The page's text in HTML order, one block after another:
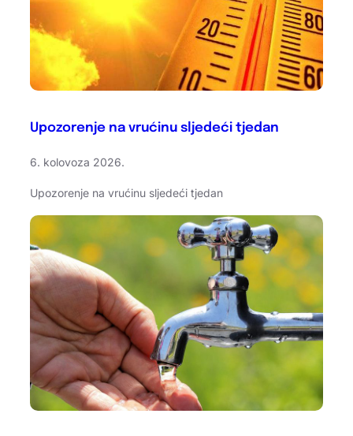
Upozorenje na vrućinu sljedeći tjedan
6. kolovoza 2026.
Upozorenje na vrućinu sljedeći tjedan